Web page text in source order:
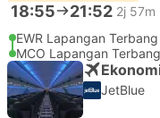
18:55 21:52 2j 57m
EWR Lapangan
MCO Lapangan
JetBlue